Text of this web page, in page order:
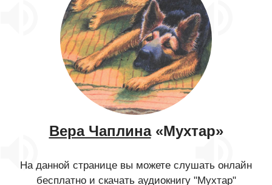
Вера Чаплина«Мухтар»
На данной странице вы можете слушать онлайн
бесплатно и скачать аудиокнигу "Мухтар"